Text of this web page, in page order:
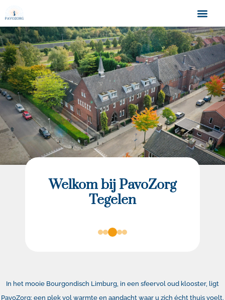
Welkom bij PavoZorg
Tegelen
In het mooie Bourgondisch Limburg, in een sfeervol oud klooster, ligt
PavoZorg: een plek vol warmte en aandacht waar u zich écht thuis voelt.